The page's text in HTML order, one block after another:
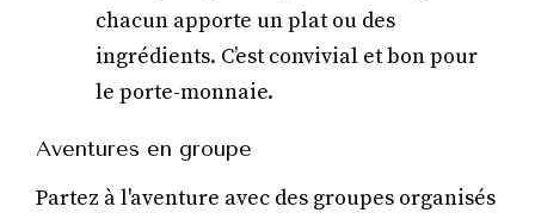
chacun apporte un plat ou des
ingrédients. C’est convivial et bon pour
le porte-monnaie.
Aventures en groupe
Partez à l'aventure avec des groupes organisés